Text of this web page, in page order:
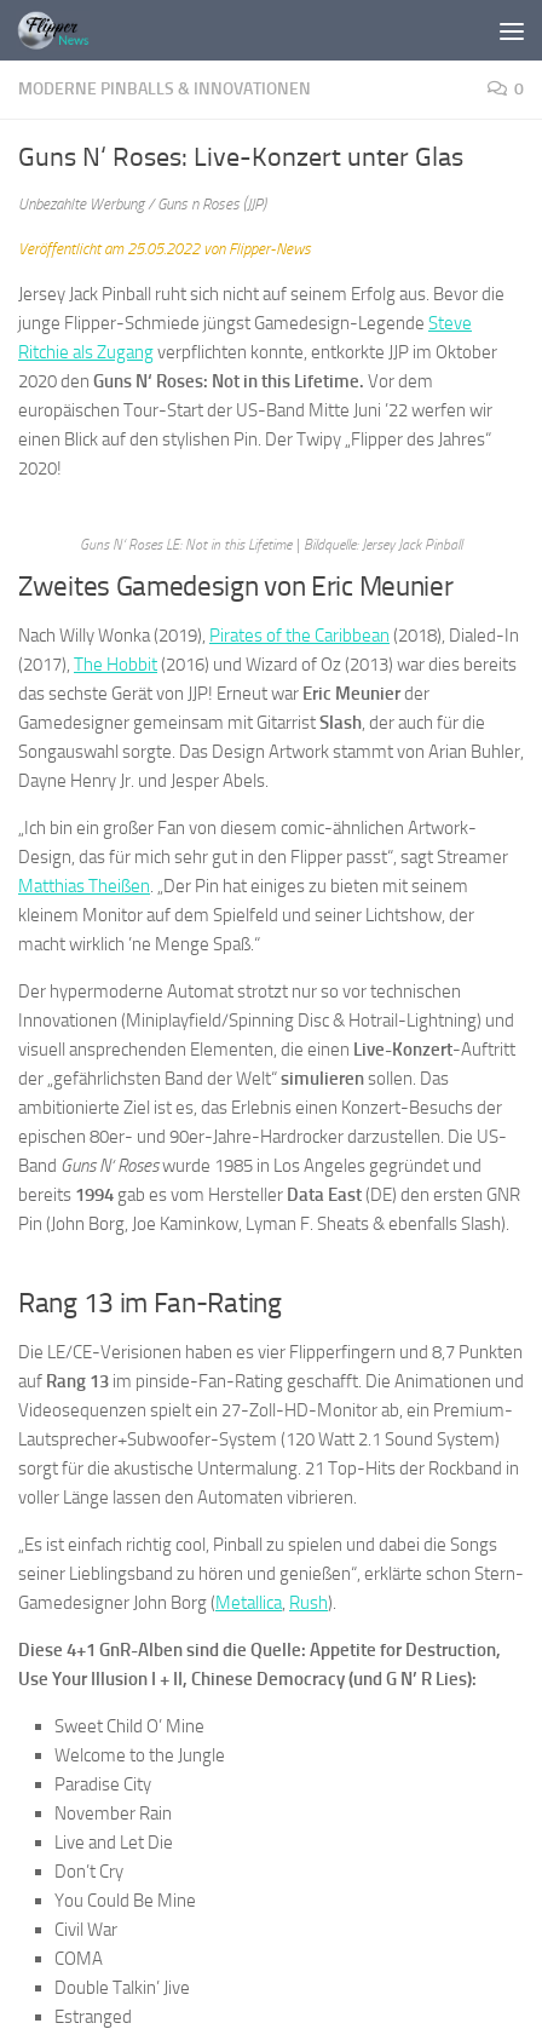
Zum Inhalt springen
MODERNE PINBALLS & INNOVATIONEN 0
Guns N‘ Roses: Live-Konzert unter Glas
Unbezahlte Werbung / Guns n Roses (JJP)
Veröffentlicht am 25.05.2022 von Flipper-News
Jersey Jack Pinball ruht sich nicht auf seinem Erfolg aus. Bevor die
junge Flipper-Schmiede jüngst Gamedesign-Legende Steve
Ritchie als Zugangverpflichten konnte, entkorkte JJP im Oktober
2020 den Guns N‘ Roses: Not in this Lifetime. Vor dem
europäischen Tour-Start der US-Band Mitte Juni ’22 werfen wir
einen Blick auf den stylishen Pin. Der Twipy „Flipper des Jahres“
2020!
Guns N‘ Roses LE: Not in this Lifetime | Bildquelle: Jersey Jack Pinball
Zweites Gamedesign von Eric Meunier
Nach Willy Wonka (2019), Pirates of the Caribbean (2018), Dialed-In
(2017), The Hobbit(2016) und Wizard of Oz (2013) war dies bereits
das sechste Gerät von JJP! Erneut war Eric Meunierder
Gamedesigner gemeinsam mit GitarristSlash, der auch für die
Songauswahl sorgte. Das Design Artwork stammt von Arian Buhler,
Dayne Henry Jr. und Jesper Abels.
„Ich bin ein großer Fan von diesem comic-ähnlichen Artwork-
Design, das für mich sehr gut in den Flipper passt“, sagt Streamer
Matthias Theißen. „Der Pin hat einiges zu bieten mit seinem
kleinem Monitor auf dem Spielfeld und seiner Lichtshow, der
macht wirklich ’ne Menge Spaß.“
Der hypermoderne Automat strotzt nur so vor technischen
Innovationen (Miniplayfield/Spinning Disc & Hotrail-Lightning) und
visuell ansprechenden Elementen, die einen Live-Konzert-Auftritt
der „gefährlichsten Band der Welt“simulierensollen. Das
ambitionierte Ziel ist es, das Erlebnis einen Konzert-Besuchs der
epischen 80er- und 90er-Jahre-Hardrocker darzustellen. Die US-
Band Guns N‘ Roseswurde 1985 in Los Angeles gegründet und
bereits 1994 gab es vom Hersteller Data East(DE) den ersten GNR
Pin (John Borg, Joe Kaminkow, Lyman F. Sheats & ebenfalls Slash).
Rang 13 im Fan-Rating
Die LE/CE-Verisionen haben es vier Flipperfingern und 8,7 Punkten
auf Rang 13 im pinside-Fan-Rating geschafft. Die Animationen und
Videosequenzen spielt ein 27-Zoll-HD-Monitor ab, ein Premium-
Lautsprecher+Subwoofer-System (120 Watt 2.1 Sound System)
sorgt für die akustische Untermalung. 21 Top-Hits der Rockband in
voller Länge lassen den Automaten vibrieren.
„Es ist einfach richtig cool, Pinball zu spielen und dabei die Songs
seiner Lieblingsband zu hören und genießen“, erklärte schon Stern-
Gamedesigner John Borg (Metallica, Rush).
Diese 4+1 GnR-Alben sind die Quelle: Appetite for Destruction,
Use Your Illusion I + II, Chinese Democracy (und G N’ R Lies):
Sweet Child O’ Mine
Welcome to the Jungle
Paradise City
November Rain
Live and Let Die
Don’t Cry
You Could Be Mine
Civil War
COMA
Double Talkin’ Jive
Estranged